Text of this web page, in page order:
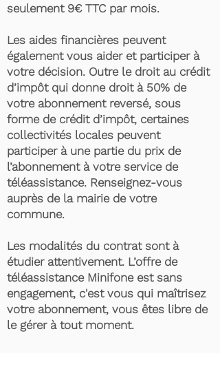
seulement 9€ TTC par mois.
Les aides financières peuvent
également vous aider et participer à
votre décision. Outre le droit au crédit
d’impôt qui donne droit à 50% de
votre abonnement reversé, sous
forme de crédit d’impôt, certaines
collectivités locales peuvent
participer à une partie du prix de
l’abonnement à votre service de
téléassistance. Renseignez-vous
auprès de la mairie de votre
commune.
Les modalités du contrat sont à
étudier attentivement. L’offre de
téléassistance Minifone est sans
engagement, c'est vous qui maîtrisez
votre abonnement, vous êtes libre de
le gérer à tout moment.